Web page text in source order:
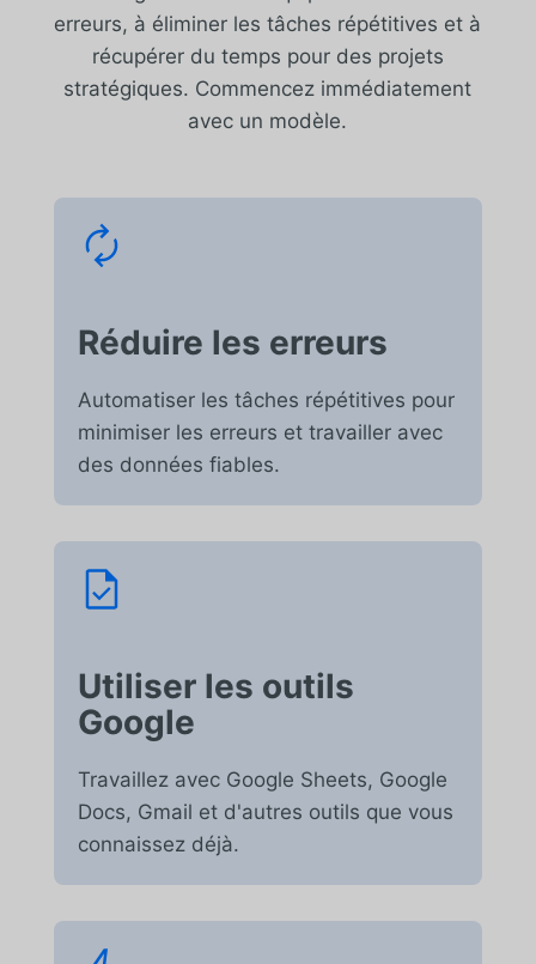
erreurs, à éliminer les tâches répétitives et à
récupérer du temps pour des projets
stratégiques. Commencez immédiatement
avec un modèle.
Réduire les erreurs
Automatiser les tâches répétitives pour
minimiser les erreurs et travailler avec
des données fiables.
Utiliser les outils
Google
Travaillez avec Google Sheets, Google
Docs, Gmail et d'autres outils que vous
connaissez déjà.